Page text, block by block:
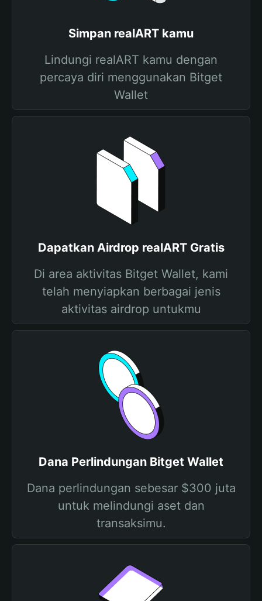
Simpan realART kamu
Lindungi realART kamu dengan
percaya diri menggunakan Bitget
Wallet
Dapatkan Airdrop realART Gratis
Di area aktivitas Bitget Wallet, kami
telah menyiapkan berbagai jenis
aktivitas airdrop untukmu
Dana Perlindungan Bitget Wallet
Dana perlindungan sebesar $300 juta
untuk melindungi aset dan
transaksimu.